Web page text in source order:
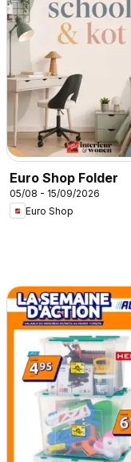
Euro Shop Folder
05/08 - 15/09/2026
Euro Shop